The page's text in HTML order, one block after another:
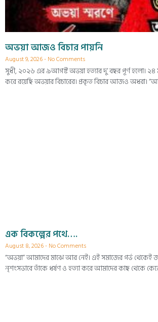
অভয়া আজও বিচার পায়নি
August 9, 2026 No Comments
সুধী, ২০২৬ এর ৯আগষ্ট অভয়া হত্যার দু’ বছর পূর্ণ হলো।
করে রয়েছি অভয়ার বিচারের। প্রকৃত বিচার আজও অধরা।
এক বিকল্পের পথে….
August 8, 2026 No Comments
“অভয়া” আমাদের মাঝে আর নেই। এই সমাজের গর্ভ থেকেই
নৃশংসভাবে তাঁকে ধর্ষণ ও হত্যা করে আমাদের কাছ থেকে